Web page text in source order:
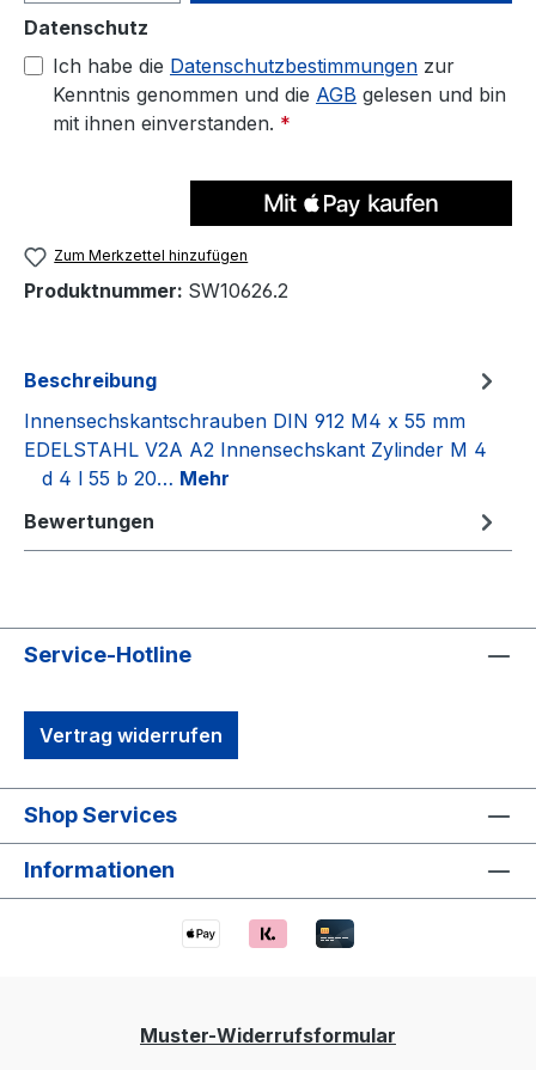
Datenschutz
Ich habe die Datenschutzbestimmungen zur
Kenntnis genommen und die AGB gelesen und bin
mit ihnen einverstanden. *
Zum Merkzettel hinzufügen
Produktnummer: SW10626.2
Beschreibung
Innensechskantschrauben DIN 912 M4 x 55 mm
EDELSTAHL V2A A2 Innensechskant Zylinder M 4
d 4 l 55 b 20… Mehr
Bewertungen
Service-Hotline
Vertrag widerrufen
Shop Services
Informationen
Muster-Widerrufsformular